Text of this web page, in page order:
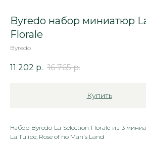
Byredo набор миниатюр
Florale
Byredo
11 202 р. 16 765 р.
Купить
Набор Byredo La Selection Florale из 3
La Tulipe, Rose of no Man's Land